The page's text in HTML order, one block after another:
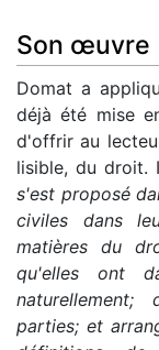
Son œuvre
Domat a
déjà été mise
d'offrir au
lisible, du droit.
s'est proposé
civiles dans
matières du
qu'elles ont
parties; et